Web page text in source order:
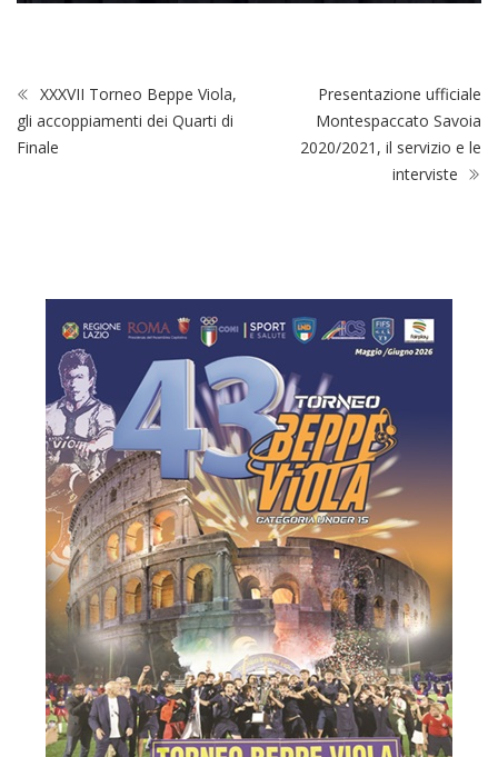
XXXVII Torneo Beppe Viola,
gli accoppiamenti dei Quarti di
Finale
Presentazione ufficiale
Montespaccato Savoia
2020/2021, il servizio e le
interviste